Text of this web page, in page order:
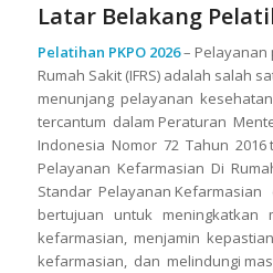
Latar Belakang
Pelatihan PKPO 2026– Pelayanan
Rumah Sakit (IFRS) adalah salah
menunjang pelayanan
tercantum dalam Peraturan
Indonesia Nomor 72 Tahun 2016
Pelayanan Kefarmasian Di
Standar Pelayanan
bertujuan untuk meningkatkan
kefarmasian, menjamin
kefarmasian, dan melindungi